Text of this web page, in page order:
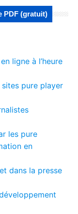
PDF (gratuit)
ligne à l’heure
pure player
les pure
en
dans la presse